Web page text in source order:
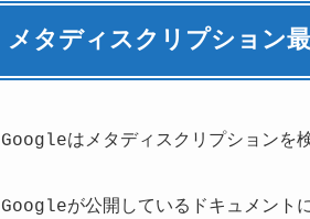
メタディスクリプション
Googleはメタディスクリプションを
Googleが公開しているドキュメント